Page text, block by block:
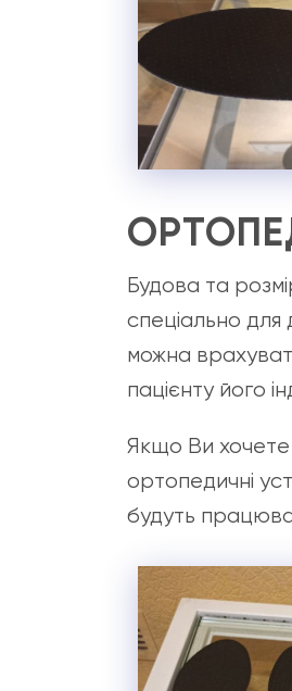
Будова та
спеціально
можна
пацієнту його
Якщо Ви хочете
ортопедичні
будуть